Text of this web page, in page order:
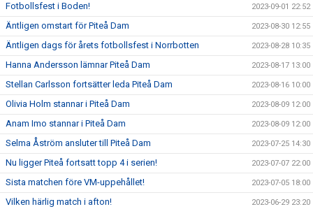
Fotbollsfest i Boden! 2023-09-01 22:52
Äntligen omstart för Piteå Dam 2023-08-30 12:55
Äntligen dags för årets fotbollsfest i Norrbotten 2023-08-28 10:35
Hanna Andersson lämnar Piteå Dam 2023-08-17 13:00
Stellan Carlsson fortsätter leda Piteå Dam 2023-08-16 10:00
Olivia Holm stannar i Piteå Dam 2023-08-09 12:00
Anam Imo stannar i Piteå Dam 2023-08-09 12:00
Selma Åström ansluter till Piteå Dam 2023-07-25 14:30
Nu ligger Piteå fortsatt topp 4 i serien! 2023-07-07 22:00
Sista matchen före VM-uppehållet! 2023-07-05 18:00
Vilken härlig match i afton! 2023-06-29 23:20